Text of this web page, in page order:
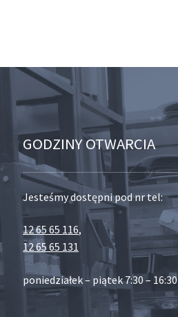
GODZINY OTWARCIA
Jesteśmy dostępni pod nr tel:
12 65 65 116,
12 65 65 131
poniedziałek – piątek 7:30 – 16:30